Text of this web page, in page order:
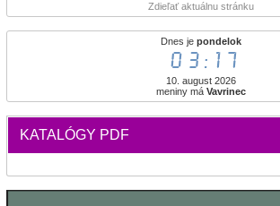
Zdieľať aktuálnu stránku
Dnes je pondelok
03:17
10. august 2026
meniny má Vavrinec
KATALÓGY PDF